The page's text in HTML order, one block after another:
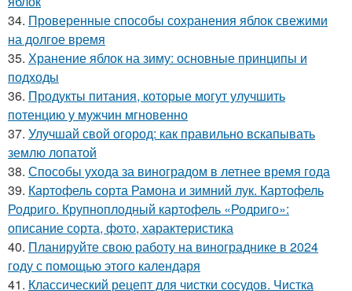
34. Проверенные способы сохранения яблок свежими
на долгое время
35. Хранение яблок на зиму: основные принципы и
подходы
36. Продукты питания, которые могут улучшить
потенцию у мужчин мгновенно
37. Улучшай свой огород: как правильно вскапывать
землю лопатой
38. Способы ухода за виноградом в летнее время года
39. Картофель сорта Рамона и зимний лук. Картофель
Родриго. Крупноплодный картофель «Родриго»:
описание сорта, фото, характеристика
40. Планируйте свою работу на винограднике в 2024
году с помощью этого календаря
41. Классический рецепт для чистки сосудов. Чистка